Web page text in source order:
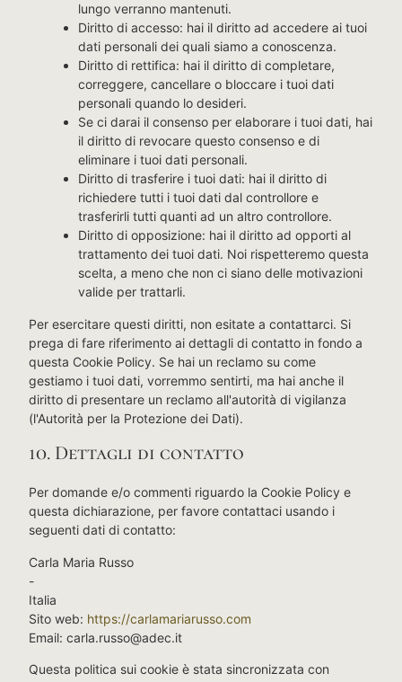
lungo verranno mantenuti.
Diritto di accesso: hai il diritto ad accedere ai tuoi
dati personali dei quali siamo a conoscenza.
Diritto di rettifica: hai il diritto di completare,
correggere, cancellare o bloccare i tuoi dati
personali quando lo desideri.
Se ci darai il consenso per elaborare i tuoi dati, hai
il diritto di revocare questo consenso e di
eliminare i tuoi dati personali.
Diritto di trasferire i tuoi dati: hai il diritto di
richiedere tutti i tuoi dati dal controllore e
trasferirli tutti quanti ad un altro controllore.
Diritto di opposizione: hai il diritto ad opporti al
trattamento dei tuoi dati. Noi rispetteremo questa
scelta, a meno che non ci siano delle motivazioni
valide per trattarli.
Per esercitare questi diritti, non esitate a contattarci. Si
prega di fare riferimento ai dettagli di contatto in fondo a
questa Cookie Policy. Se hai un reclamo su come
gestiamo i tuoi dati, vorremmo sentirti, ma hai anche il
diritto di presentare un reclamo all'autorità di vigilanza
(l'Autorità per la Protezione dei Dati).
10. Dettagli di contatto
Per domande e/o commenti riguardo la Cookie Policy e
questa dichiarazione, per favore contattaci usando i
seguenti dati di contatto:
Carla Maria Russo
-
Italia
Sito web: https://carlamariarusso.com
Email:carla.russo@adec.it
Questa politica sui cookie è stata sincronizzata con